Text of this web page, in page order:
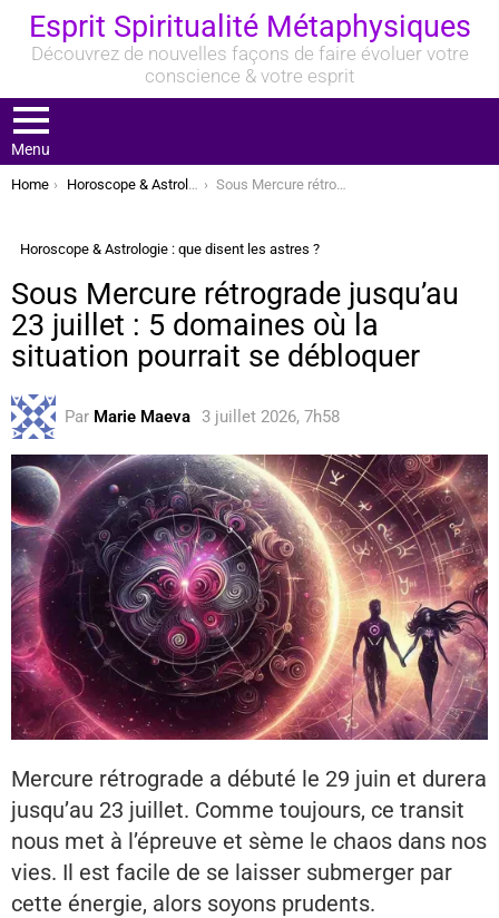
Esprit Spiritualité Métaphysiques
Découvrez de nouvelles façons de faire évoluer votre
conscience & votre esprit
Menu
You are here:
Home Horoscope & Astrologie : que disent les astres ? Sous Mercure rétrograde jusqu’au 23 juillet : 5 domaines où la situation pourrait se débloquer
Horoscope & Astrologie : que disent les astres ?
Sous Mercure rétrograde jusqu’au
23 juillet : 5 domaines où la
situation pourrait se débloquer
Par Marie Maeva 3 juillet 2026, 7h58
Mercure rétrograde a débuté le 29 juin et durera
jusqu’au 23 juillet. Comme toujours, ce transit
nous met à l’épreuve et sème le chaos dans nos
vies. Il est facile de se laisser submerger par
cette énergie, alors soyons prudents.